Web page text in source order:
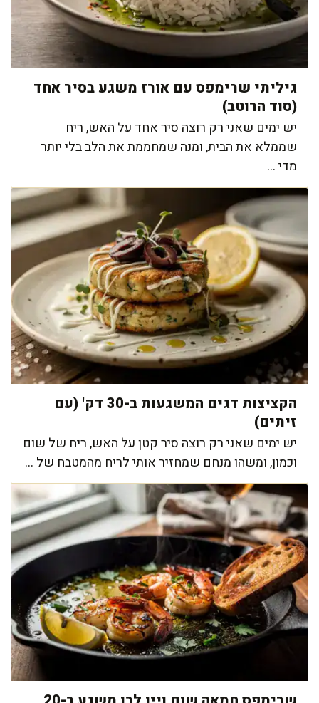
גיליתי שרימפס עם אורז משגע בסיר אחד
(סוד הרוטב)
יש ימים שאני רק רוצה סיר אחד על האש, ריח
שממלא את הבית, ומנה שמחממת את הלב בלי יותר
מדי ...
הקציצות דגים המשגעות ב-30 דק' (עם
זיתים)
יש ימים שאני רק רוצה סיר קטן על האש, ריח של שום
וכמון, ומשהו מנחם שמחזיר אותי לריח מהמטבח של ...